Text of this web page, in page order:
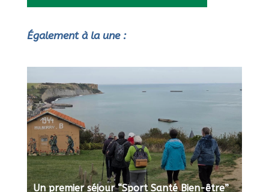
Également à la une :
Un premier séjour “Sport Santé Bien-être”